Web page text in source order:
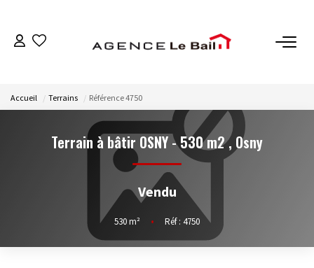
ESTIMATION
LOCATIONS
GESTION
Accueil Terrains Référence 4750
Terrain à bâtir OSNY - 530 m2, Osny
Vendu
530m² • Réf : 4750